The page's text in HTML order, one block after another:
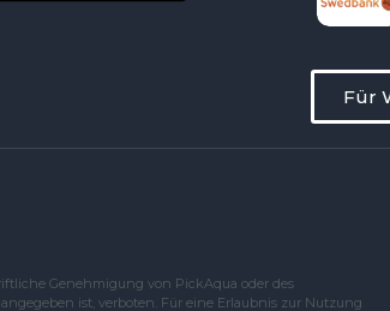
Für
Genehmigung von PickAqua oder des
ist, verboten. Für eine Erlaubnis zur Nutzung